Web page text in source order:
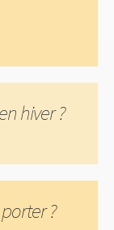
en hiver ?
?